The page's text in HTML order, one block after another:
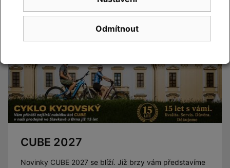
CUBE 2027
Novinky CUBE 2027 se blíží. Již brzy vám představíme
Odmítnout